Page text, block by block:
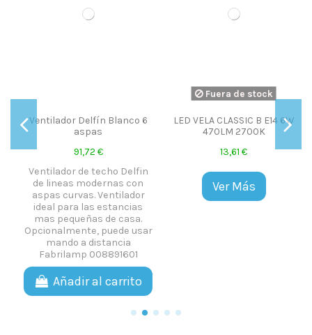
Ventilador Delfín Blanco 6
aspas
91,72 €
Ventilador de techo Delfin
de lineas modernas con
aspas curvas. Ventilador
ideal para las estancias
mas pequeñas de casa.
Opcionalmente, puede usar
mando a distancia
Fabrilamp 008891601
Añadir al carrito
Fuera de stock
LED VELA CLASSIC B E14 6W
470LM 2700K
13,61 €
Ver Más